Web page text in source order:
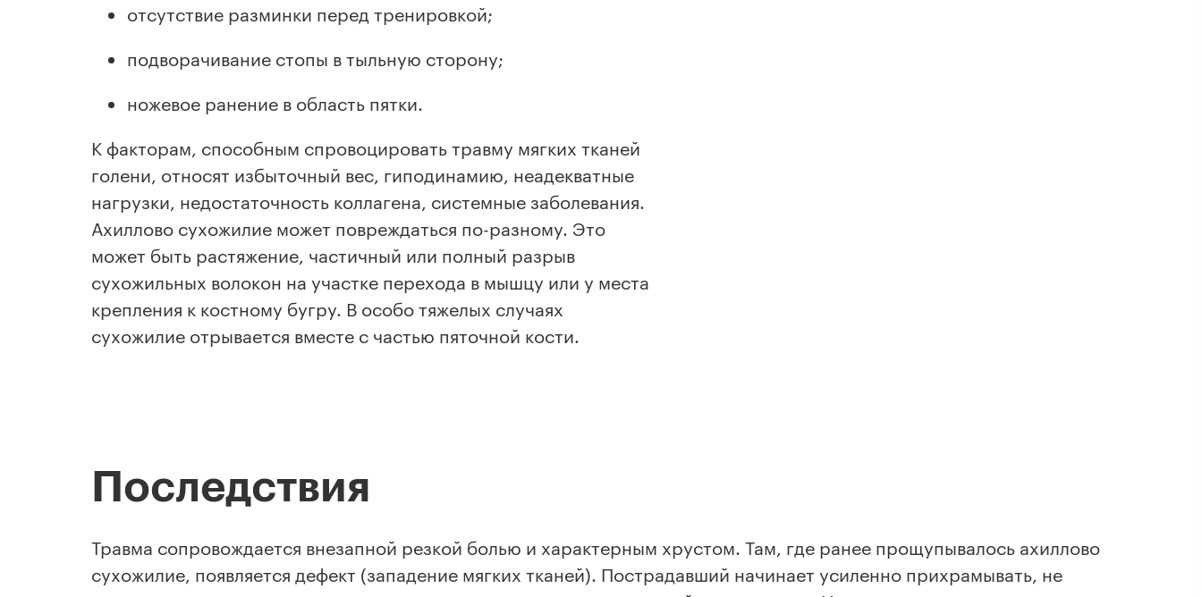
отсутствие разминки перед тренировкой;
подворачивание стопы в тыльную сторону;
ножевое ранение в область пятки.
К факторам, способным спровоцировать травму мягких тканей
голени, относят избыточный вес, гиподинамию, неадекватные
нагрузки, недостаточность коллагена, системные заболевания.
Ахиллово сухожилие может повреждаться по-разному. Это
может быть растяжение, частичный или полный разрыв
сухожильных волокон на участке перехода в мышцу или у места
крепления к костному бугру. В особо тяжелых случаях
сухожилие отрывается вместе с частью пяточной кости.
Последствия
Травма сопровождается внезапной резкой болью и характерным хрустом. Там, где ранее прощупывалось ахиллово
сухожилие, появляется дефект (западение мягких тканей). Пострадавший начинает усиленно прихрамывать, не